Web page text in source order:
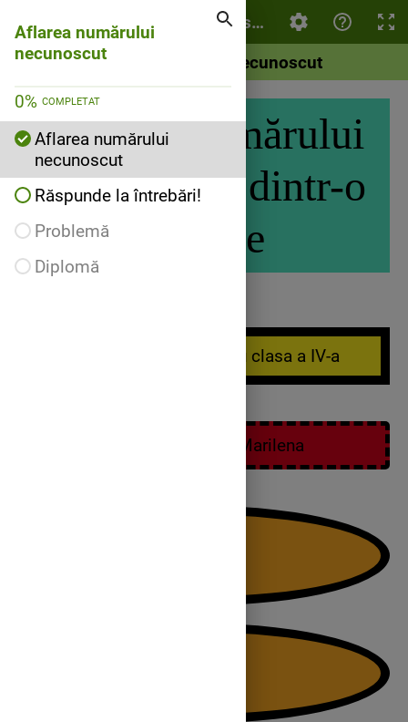
Aflarea numărului
necunoscut
0% COMPLETAT
Aflarea numărului
necunoscut
Răspunde la întrebări!
Problemă
Diplomă
Aflarea numărului necunoscut
Aflarea numărului necunoscut
Aflarea numărului
necunoscut dintr-o
ecuație
Test de evaluare pentru clasa a IV-a
P.I.P.P. Buduleța Marilena